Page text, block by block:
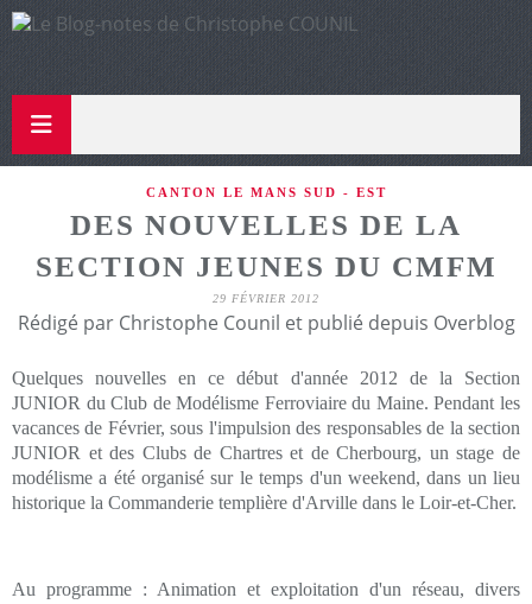
CANTON LE MANS SUD - EST
DES NOUVELLES DE LA
SECTION JEUNES DU CMFM
29 FÉVRIER 2012
Rédigé par Christophe Counil et publié depuis Overblog
Quelques nouvelles en ce début d'année 2012 de la Section
JUNIOR du Club de Modélisme Ferroviaire du Maine. Pendant les
vacances de Février, sous l'impulsion des responsables de la section
JUNIOR et des Clubs de Chartres et de Cherbourg, un stage de
modélisme a été organisé sur le temps d'un weekend, dans un lieu
historique la Commanderie templière d'Arville dans le Loir-et-Cher.
Au programme : Animation et exploitation d'un réseau, divers